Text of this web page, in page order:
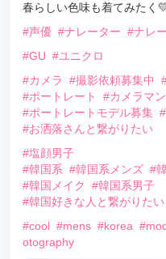
春らしい色味も着てみたく
#声優 #ナレーター #ナレ
#GU #ユニクロ
#カメラ
#撮影依頼募集中
#ポートレート
#カメラマ
#ポートレートモデル募集
#お洒落さんと繋がりたい
#塩顔男子
#韓国系 #韓国系メンズ #
#韓国メイク
#韓国系男子
#韓国好きな人と繋がりたい
#cool #mens #korea
otography